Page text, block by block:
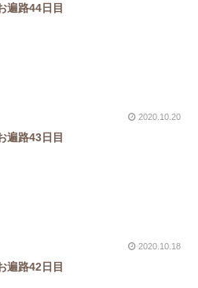
遍路44日目
2020.10.20
遍路43日目
2020.10.18
遍路42日目